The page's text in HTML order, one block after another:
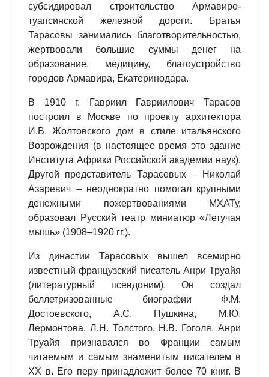
субсидировал строительство Армавиро-
туапсинской железной дороги. Братья
Тарасовы занимались благотворительностью,
жертвовали большие суммы денег на
образование, медицину, благоустройство
городов Армавира, Екатеринодара.
В 1910 г. Гавриил Гавриилович Тарасов
построил в Москве по проекту архитектора
И.В. Жолтовского дом в стиле итальянского
Возрождения (в настоящее время это здание
Института Африки Российской академии наук).
Другой представитель Тарасовых – Николай
Азаревич – неоднократно помогал крупными
денежными пожертвованиями МХАТу,
образовал Русский театр миниатюр «Летучая
мышь» (1908–1920 гг.).
Из династии Тарасовых вышел всемирно
известный французский писатель Анри Труайя
(литературный псевдоним). Он создал
беллетризованные биографии Ф.М.
Достоевского, А.С. Пушкина, М.Ю.
Лермонтова, Л.Н. Толстого, Н.В. Гоголя. Анри
Труайя признавался во Франции самым
читаемым и самым знаменитым писателем в
ХХ в. Его перу принадлежит более 70 книг. В